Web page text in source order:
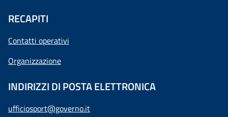
RECAPITI
Contatti operativi
Organizzazione
INDIRIZZI DI POSTA ELETTRONICA
ufficiosport@governo.it